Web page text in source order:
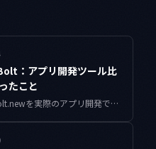
：アプリ開発ツール比
たこと
Google Antigravity、Cursor、Bolt.newを実際のアプリ開発で使い比べた結果をまとめました。どのツールがどんな用途に向いているか、個人の判断を交えながら正直に書いています。